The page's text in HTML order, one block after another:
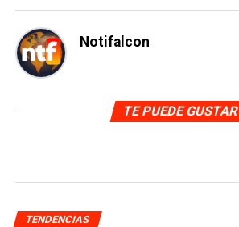
Notifalcon
TE PUEDE GUSTAR
TENDENCIAS